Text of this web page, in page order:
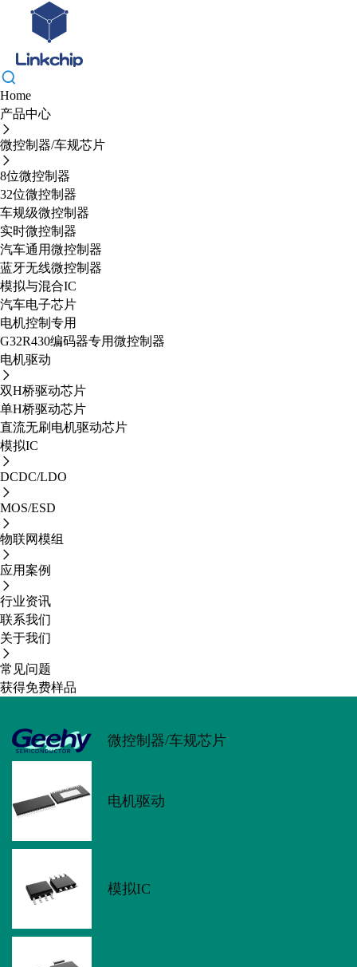
Home
产品中心
微控制器/车规芯片
8位微控制器
32位微控制器
车规级微控制器
实时微控制器
汽车通用微控制器
蓝牙无线微控制器
模拟与混合IC
汽车电子芯片
电机控制专用
G32R430编码器专用微控制器
电机驱动
双H桥驱动芯片
单H桥驱动芯片
直流无刷电机驱动芯片
模拟IC
DCDC/LDO
MOS/ESD
物联网模组
应用案例
行业资讯
联系我们
关于我们
常见问题
获得免费样品
微控制器/车规芯片
电机驱动
模拟IC